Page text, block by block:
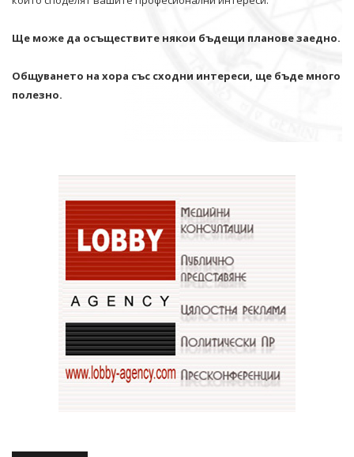
Ще може да осъществите някои бъдещи планове заедно.
Общуването на хора със сходни интереси, ще бъде много
полезно.